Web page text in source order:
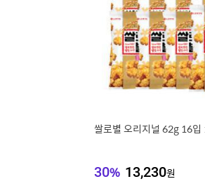
쌀로별 오리지널 62g 16입
30% 13,230원